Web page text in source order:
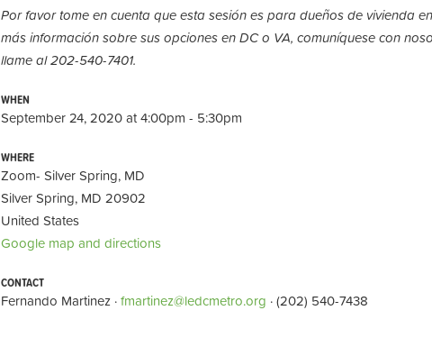
Por favor tome en cuenta que esta sesión es para dueños de vivienda
más información sobre sus opciones en DC o VA, comuníquese con
llame al 202-540-7401.
WHEN
September 24, 2020 at 4:00pm - 5:30pm
WHERE
Zoom- Silver Spring, MD
Silver Spring, MD 20902
United States
Google map and directions
CONTACT
Fernando Martinez ·fmartinez@ledcmetro.org · (202) 540-7438